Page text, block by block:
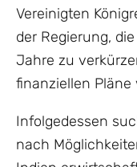
Vereinigten
der Regierung,
Jahre zu
finanziellen Pläne
Infolgedessen
nach